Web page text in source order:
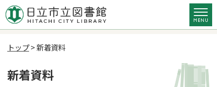
トップ> 新着資料
新着資料